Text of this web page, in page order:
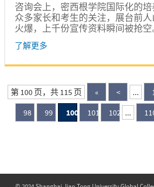
咨询会上，密西根学院国际化的
众多家长和考生的关注，展台前
火爆，上千份宣传资料瞬间被抢
心的如何成功录取、新增专业、国
题，学院招生老师进行了详细的解
了解更多
第 100 页，共 115 页 « < ...
98
99 100 101 102 ...